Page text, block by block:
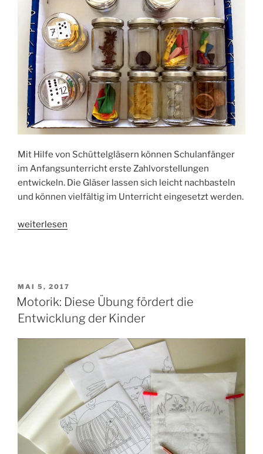
Mit Hilfe von Schüttelgläsern können Schulanfänger
im Anfangsunterricht erste Zahlvorstellungen
entwickeln. Die Gläser lassen sich leicht nachbasteln
und können vielfältig im Unterricht eingesetzt werden.
„Förderung
weiterlesen
VERÖFFENTLICHT
AM
MAI 5, 2017
Motorik: Diese Übung fördert die
Entwicklung der Kinder